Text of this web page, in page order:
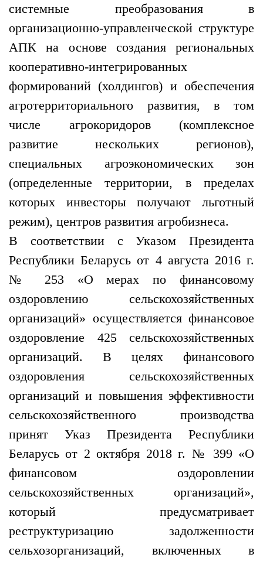
системные преобразования в
организационно-управленческой структуре
АПК на основе создания региональных
кооперативно-интегрированных
формирований (холдингов) и обеспечения
агротерриториального развития, в том
числе агрокоридоров (комплексное
развитие нескольких регионов),
специальных агроэкономических зон
(определенные территории, в пределах
которых инвесторы получают льготный
режим), центров развития агробизнеса.
В соответствии с Указом Президента
Республики Беларусь от 4 августа 2016 г.
№ 253 «О мерах по финансовому
оздоровлению сельскохозяйственных
организаций» осуществляется финансовое
оздоровление 425 сельскохозяйственных
организаций. В целях финансового
оздоровления сельскохозяйственных
организаций и повышения эффективности
сельскохозяйственного производства
принят Указ Президента Республики
Беларусь от 2 октября 2018 г. № 399 «О
финансовом оздоровлении
сельскохозяйственных организаций»,
который предусматривает
реструктуризацию задолженности
сельхозорганизаций, включенных в